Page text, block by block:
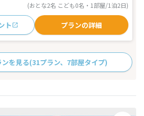
(おとな2名 こども0名・1部屋/1泊2日)
ト プランの詳細
ンを見る(31プラン、7部屋タイプ)